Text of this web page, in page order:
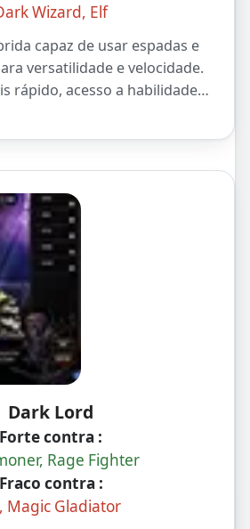
Wizard, Elf
capaz de usar espadas e
versatilidade e velocidade.
rápido, acesso a habilidades
Dark Lord
Forte contra :
Rage Fighter
Fraco contra :
Magic Gladiator